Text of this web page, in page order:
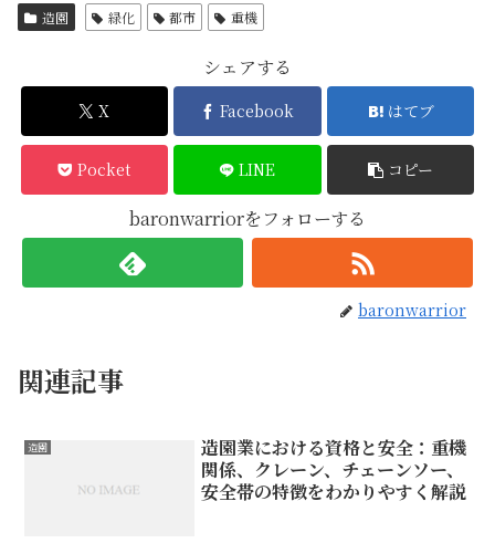
造園 緑化 都市 重機
シェアする
X Facebook はてブ
Pocket LINE コピー
baronwarriorをフォローする
baronwarrior
関連記事
造園
造園業における資格と安全：重機
関係、クレーン、チェーンソー、
安全帯の特徴をわかりやすく解説